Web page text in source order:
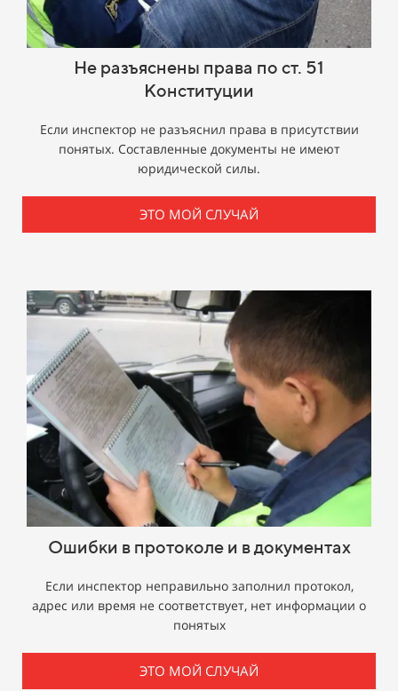
Не разъяснены права по ст. 51
Конституции
Если инспектор не разъяснил права в присутствии
понятых. Составленные документы не имеют
юридической силы.
ЭТО МОЙ СЛУЧАЙ
Ошибки в протоколе и в документах
Если инспектор неправильно заполнил протокол,
адрес или время не соответствует, нет информации о
понятых
ЭТО МОЙ СЛУЧАЙ